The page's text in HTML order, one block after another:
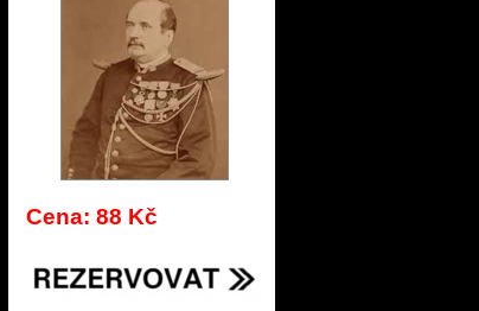
Cena: 88 Kč